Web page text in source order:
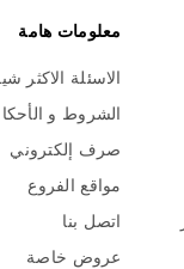
معلومات هامة
الاسئلة الاكثر
الشروط و
صرف إلكتروني
مواقع الفروع
اتصل بنا
عروض خاصة